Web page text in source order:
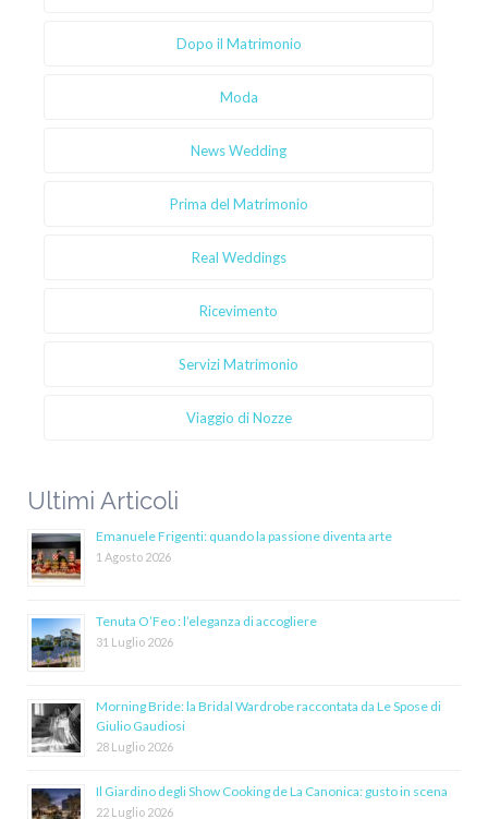
Dopo il Matrimonio
Moda
News Wedding
Prima del Matrimonio
Real Weddings
Ricevimento
Servizi Matrimonio
Viaggio di Nozze
Ultimi Articoli
Emanuele Frigenti: quando la passione diventa arte
1 Agosto 2026
Tenuta O’Feo : l’eleganza di accogliere
31 Luglio 2026
Morning Bride: la Bridal Wardrobe raccontata da Le Spose di
Giulio Gaudiosi
28 Luglio 2026
Il Giardino degli Show Cooking de La Canonica: gusto in scena
22 Luglio 2026